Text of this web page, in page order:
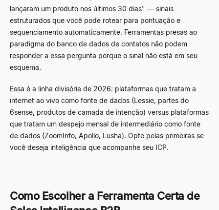
lançaram um produto nos últimos 30 dias" — sinais
estruturados que você pode rotear para pontuação e
sequenciamento automaticamente. Ferramentas presas ao
paradigma do banco de dados de contatos não podem
responder a essa pergunta porque o sinal não está em seu
esquema.
Essa é a linha divisória de 2026: plataformas que tratam a
internet ao vivo como fonte de dados (Lessie, partes do
6sense, produtos de camada de intenção) versus plataformas
que tratam um despejo mensal de intermediário como fonte
de dados (ZoomInfo, Apollo, Lusha). Opte pelas primeiras se
você deseja inteligência que acompanhe seu ICP.
Como Escolher a Ferramenta Certa de